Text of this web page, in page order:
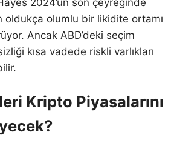
oldukça olumlu bir likidite ortamı
Ancak ABD’deki seçim
kısa vadede riskli varlıkları
Kripto Piyasalarını